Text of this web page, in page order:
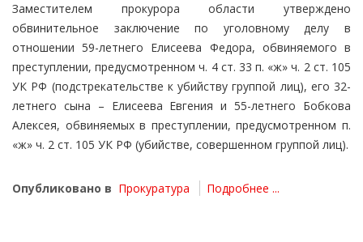
Заместителем прокурора области утверждено
обвинительное заключение по уголовному делу в
отношении 59-летнего Елисеева Федора, обвиняемого в
преступлении, предусмотренном ч. 4 ст. 33 п. «ж» ч. 2 ст. 105
УК РФ (подстрекательстве к убийству группой лиц), его 32-
летнего сына – Елисеева Евгения и 55-летнего Бобкова
Алексея, обвиняемых в преступлении, предусмотренном п.
«ж» ч. 2 ст. 105 УК РФ (убийстве, совершенном группой лиц).
Опубликовано в Прокуратура Подробнее ...